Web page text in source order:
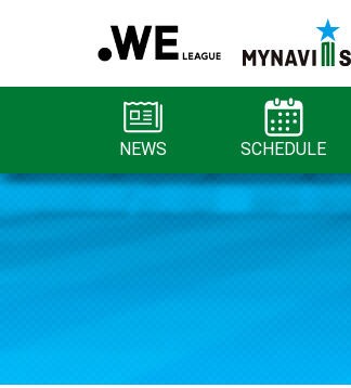
NEWS SCHEDULE